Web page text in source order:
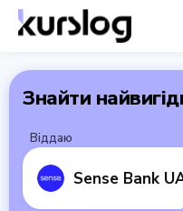
Знайти
Віддаю
Sense Bank